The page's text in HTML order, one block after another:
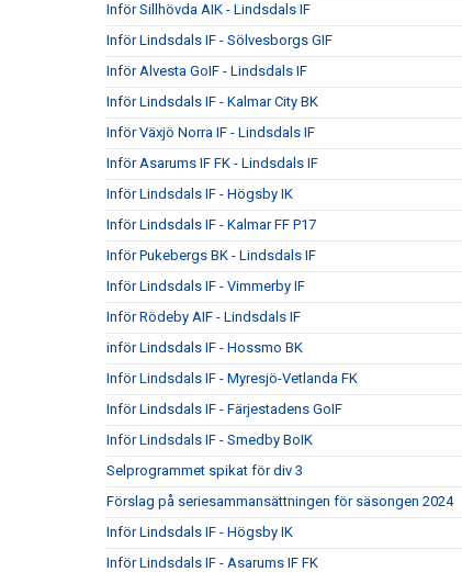
Inför Sillhövda AIK - Lindsdals IF
Inför Lindsdals IF - Sölvesborgs GIF
Inför Alvesta GoIF - Lindsdals IF
Inför Lindsdals IF - Kalmar City BK
Inför Växjö Norra IF - Lindsdals IF
Inför Asarums IF FK - Lindsdals IF
Inför Lindsdals IF - Högsby IK
Inför Lindsdals IF - Kalmar FF P17
Inför Pukebergs BK - Lindsdals IF
Inför Lindsdals IF - Vimmerby IF
Inför Rödeby AIF - Lindsdals IF
inför Lindsdals IF - Hossmo BK
Inför Lindsdals IF - Myresjö-Vetlanda FK
Inför Lindsdals IF - Färjestadens GoIF
Inför Lindsdals IF - Smedby BoIK
Selprogrammet spikat för div 3
Förslag på seriesammansättningen för säsongen 2024
Inför Lindsdals IF - Högsby IK
Inför Lindsdals IF - Asarums IF FK